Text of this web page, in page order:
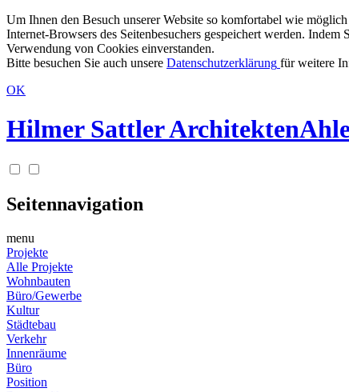
Um Ihnen den Besuch unserer Website so komfortabel wie
Internet-Browsers des Seitenbesuchers gespeichert werden.
Verwendung von Cookies einverstanden.
Bitte besuchen Sie auch unsere Datenschutzerklärung für weitere
OK
Hilmer Sattler Architekten
Seitennavigation
menu
Projekte
Alle Projekte
Wohnbauten
Büro/Gewerbe
Kultur
Städtebau
Verkehr
Innenräume
Büro
Position